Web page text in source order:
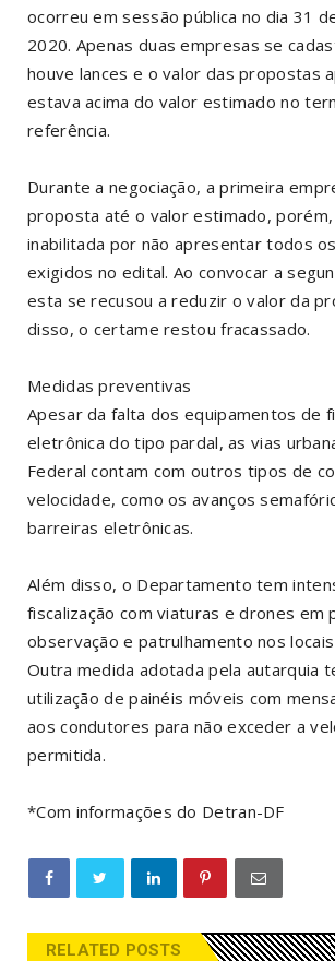
ocorreu em sessão pública no dia 31
2020. Apenas duas empresas se
houve lances e o valor das propostas
estava acima do valor estimado no
referência.
Durante a negociação, a primeira
proposta até o valor estimado,
inabilitada por não apresentar todos
exigidos no edital. Ao convocar a
esta se recusou a reduzir o valor da
disso, o certame restou fracassado.
Medidas preventivas
Apesar da falta dos equipamentos de
eletrônica do tipo pardal, as vias
Federal contam com outros tipos de
velocidade, como os avanços
barreiras eletrônicas.
Além disso, o Departamento tem
fiscalização com viaturas e drones em
observação e patrulhamento nos
Outra medida adotada pela autarquia
utilização de painéis móveis com
aos condutores para não exceder a
permitida.
*Com informações do Detran-DF
RELATED POSTS